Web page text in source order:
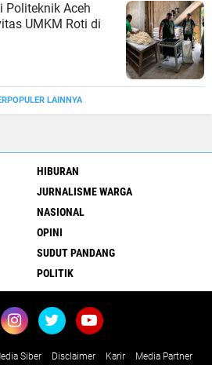
Politeknik Aceh
UMKM Roti di
LAINNYA
HIBURAN
JURNALISME WARGA
NASIONAL
OPINI
SUDUT PANDANG
POLITIK
Siber Disclaimer Karir Media Partner